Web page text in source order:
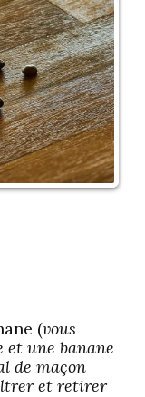
(vous
et une banane
de maçon
et retirer